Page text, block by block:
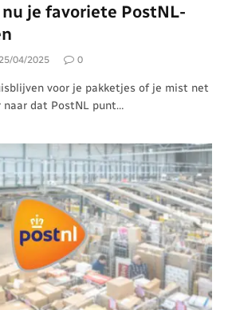
je favoriete PostNL-
25/04/2025 0
voor je pakketjes of je mist net
naar dat PostNL punt…